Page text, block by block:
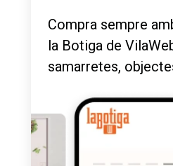
Compra sempre
la Botiga de
samarretes,